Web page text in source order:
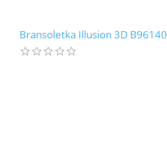
Bransoletka Illusion 3D B96140